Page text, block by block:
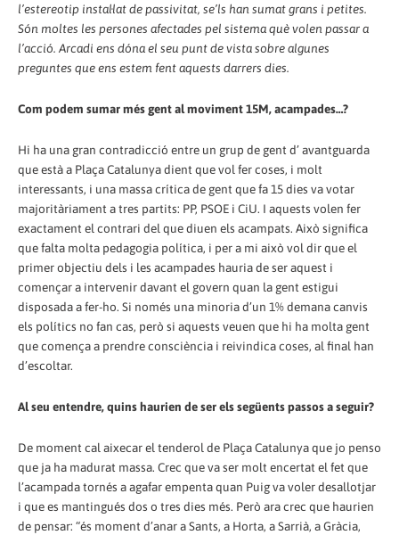
l’estereotip instal·lat de passivitat, se’ls han sumat grans i petites.
Són moltes les persones afectades pel sistema què volen passar a
l’acció. Arcadi ens dóna el seu punt de vista sobre algunes
preguntes que ens estem fent aquests darrers dies.
Com podem sumar més gent al moviment 15M, acampades…?
Hi ha una gran contradicció entre un grup de gent d’ avantguarda
que està a Plaça Catalunya dient que vol fer coses, i molt
interessants, i una massa crítica de gent que fa 15 dies va votar
majoritàriament a tres partits: PP, PSOE i CiU. I aquests volen fer
exactament el contrari del que diuen els acampats. Això significa
que falta molta pedagogia política, i per a mi això vol dir que el
primer objectiu dels i les acampades hauria de ser aquest i
començar a intervenir davant el govern quan la gent estigui
disposada a fer-ho. Si només una minoria d’un 1% demana canvis
els polítics no fan cas, però si aquests veuen que hi ha molta gent
que comença a prendre consciència i reivindica coses, al final han
d’escoltar.
Al seu entendre, quins haurien de ser els següents passos a seguir?
De moment cal aixecar el tenderol de Plaça Catalunya que jo penso
que ja ha madurat massa. Crec que va ser molt encertat el fet que
l’acampada tornés a agafar empenta quan Puig va voler desallotjar
i que es mantingués dos o tres dies més. Però ara crec que haurien
de pensar: “és moment d’anar a Sants, a Horta, a Sarrià, a Gràcia,